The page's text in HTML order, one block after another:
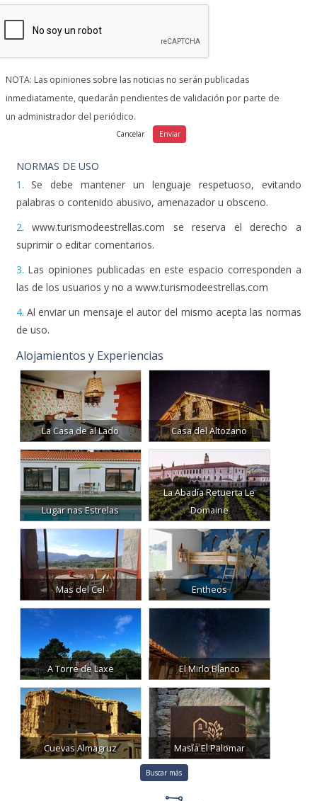
2.www.turismodeestrellas.com se reserva el derecho a
3.Las opiniones publicadas en este espacio corresponden a
4.Al enviar un mensaje el autor del mismo acepta las normas
Alojamientos y Experiencias
La Casa de al Lado Casa del Altozano
Lugar nas Estrelas
La Abadía Retuerta Le
Domaine
Mas del Cel Entheos
A Torre de Laxe El Mirlo Blanco
Cuevas Almagruz Masía El Palomar
Buscar más